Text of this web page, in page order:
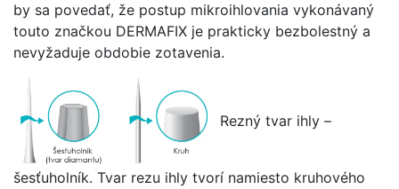
by sa povedať, že postup mikroihlovania vykonávaný
touto značkou DERMAFIX je prakticky bezbolestný a
nevyžaduje obdobie zotavenia.
Rezný tvar ihly –
šesťuholník. Tvar rezu ihly tvorí namiesto kruhového